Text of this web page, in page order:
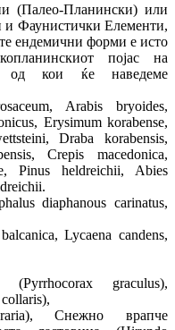
(Палео‐Планински) или
и Фаунистички Елементи,
ендемични форми е исто
појас на
од кои ќе наведеме
Arabis bryoides,
Erysimum korabense,
Draba korabensis,
Crepis macedonica,
Pinus heldreichii, Abies
diaphanous carinatus,
Lycaena candens,
graculus),
Снежно врапче